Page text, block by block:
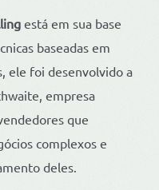
está em sua base
baseadas em
ele foi desenvolvido a
empresa
que
complexos e
deles.